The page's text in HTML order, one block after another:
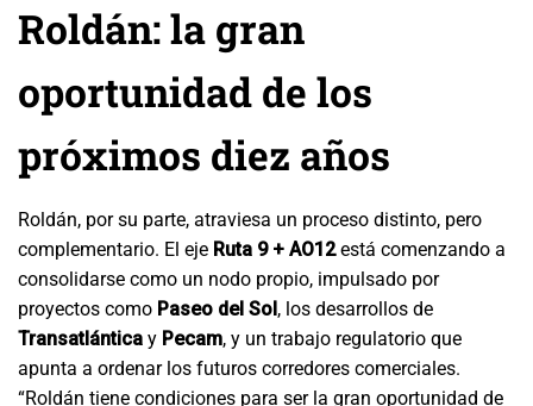
Roldán: la gran
oportunidad de los
próximos diez años
Roldán, por su parte, atraviesa un proceso distinto, pero
complementario. El eje Ruta 9 + AO12está comenzando a
consolidarse como un nodo propio, impulsado por
proyectos como Paseo del Sol, los desarrollos de
Transatlántica y Pecam, y un trabajo regulatorio que
apunta a ordenar los futuros corredores comerciales.
“Roldán tiene condiciones para ser la gran oportunidad de